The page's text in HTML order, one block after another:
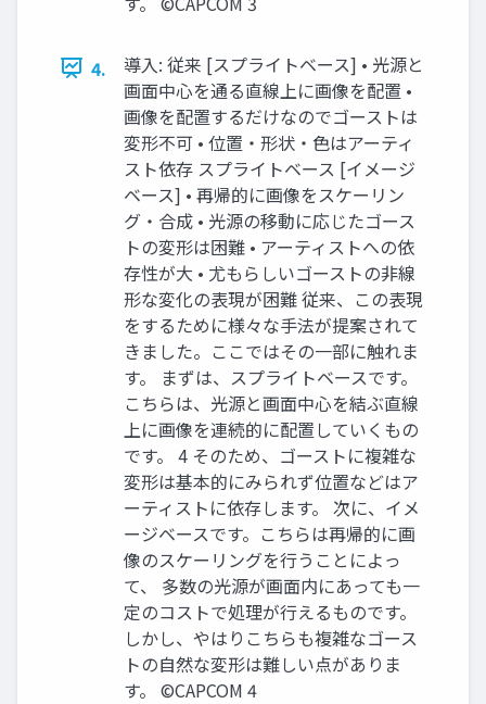
4.
導入: 従来 [スプライトベース] • 光源と
画面中心を通る直線上に画像を配置 •
画像を配置するだけなのでゴーストは
変形不可 • 位置・形状・色はアーティ
スト依存 スプライトベース [イメージ
ベース] • 再帰的に画像をスケーリン
グ・合成 • 光源の移動に応じたゴース
トの変形は困難 • アーティストへの依
存性が大 • 尤もらしいゴーストの非線
形な変化の表現が困難 従来、この表現
をするために様々な手法が提案されて
きました。ここではその一部に触れま
す。 まずは、スプライトベースです。
こちらは、光源と画面中心を結ぶ直線
上に画像を連続的に配置していくもの
です。 4 そのため、ゴーストに複雑な
変形は基本的にみられず位置などはア
ーティストに依存します。 次に、イメ
ージベースです。こちらは再帰的に画
像のスケーリングを行うことによっ
て、 多数の光源が画面内にあっても一
定のコストで処理が行えるものです。
しかし、やはりこちらも複雑なゴース
トの自然な変形は難しい点がありま
す。 ©CAPCOM 4